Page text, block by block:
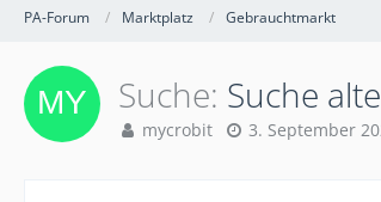
PA-Forum Marktplatz Gebrauchtmarkt
Suche Suche
mycrobit 3. September